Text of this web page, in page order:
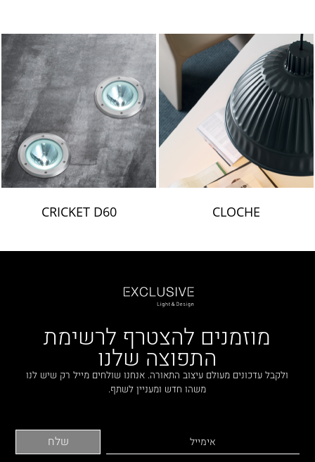
CLOCHE
CRICKET D60
מוזמנים להצטרף לרשימת
התפוצה שלנו
ולקבל עדכונים מעולם עיצוב התאורה. אנחנו שולחים מייל רק שיש לנו
משהו חדש ומעניין לשתף.